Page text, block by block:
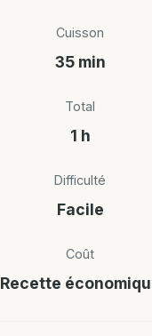
Cuisson
35 min
Total
1 h
Difficulté
Facile
Coût
Recette